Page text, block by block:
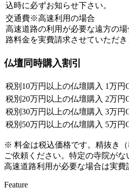
込時に必ずお知らせ下さい。
交通費※高速利用の場合
高速道路の利用が必要な遠方の
路料金を実費請求させていただき
仏壇同時購入割引
税別10万円以上の仏壇購入 1万円
税別20万円以上の仏壇購入 2万円
税別30万円以上の仏壇購入 3万円
税別50万円以上の仏壇購入 5万円
※ 料金は税込価格です。精抜き
ご依頼ください。特定の寺院がな
高速道路利用が必要な場合は実費
Feature